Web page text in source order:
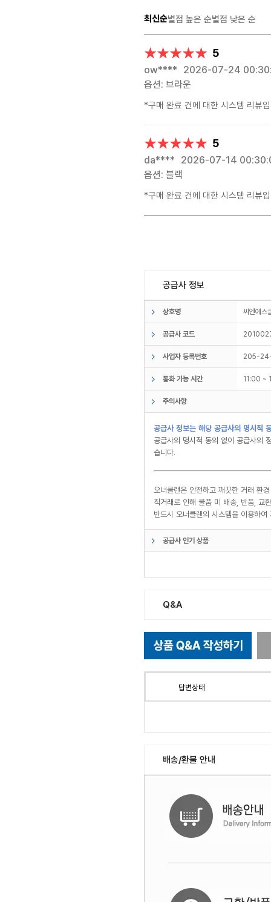
최신순별점 높은 순별점 낮은 순
★★★★★
★★★★★ 5
ow**** 2026-07-24
옵션: 브라운
*구매 완료 건에 대한 시스템 리뷰
★★★★★
★★★★★ 5
da**** 2026-07-14
옵션: 블랙
*구매 완료 건에 대한 시스템 리뷰
공급사 정보
상호명 씨엔에
공급사 코드
사업자 등록번호 205-
통화 가능 시간 11:00
주의사항
공급사 정보는 해당 공급사의 명시적
공급사의 명시적 동의 없이 공급사의
습니다.
오너클랜은 안전하고 깨끗한 거래 환
직거래로 인해 물품 미 배송, 반품, 교
반드시 오너클랜의 시스템을 이용하
공급사 인기 상품
Q&A
답변상태
배송/환불 안내